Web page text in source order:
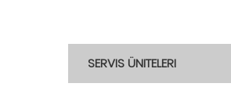
SERVIS ÜNITELERI